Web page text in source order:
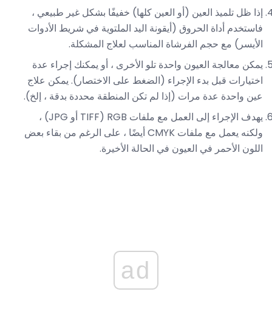
إذا ظل تلميذ العين (أو العين كلها) خفيفًا بشكل غير طبيعي ،
فاستخدم أداة الحروق (أيقونة اليد الملتوية في شريط الأدوات
الأيسر) مع حجم الفرشاة المناسب لعلاج المشكلة.
يمكن معالجة العيون واحدة تلو الأخرى ، أو يمكنك إجراء عدة
اختيارات قبل بدء الإجراء (الضغط على الاختصار). يمكن علاج
عين واحدة عدة مرات (إذا لم تكن المنطقة محددة بدقة ، إلخ).
يهدف الإجراء إلى العمل مع ملفات RGB (TIFF أو JPG) ،
ولكنه يعمل مع ملفات CMYK أيضًا ، على الرغم من بقاء بعض
اللون الأحمر في العيون في الحالة الأخيرة.
ad